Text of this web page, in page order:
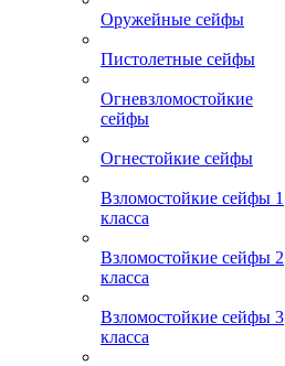
Оружейные сейфы
Пистолетные сейфы
Огневзломостойкие
сейфы
Огнестойкие сейфы
Взломостойкие сейфы 1
класса
Взломостойкие сейфы 2
класса
Взломостойкие сейфы 3
класса